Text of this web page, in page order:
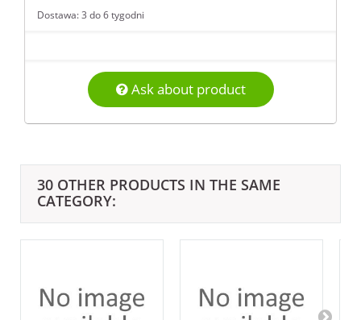
Dostawa: 3 do 6 tygodni
Ask about product
30 OTHER PRODUCTS IN THE SAME
CATEGORY: